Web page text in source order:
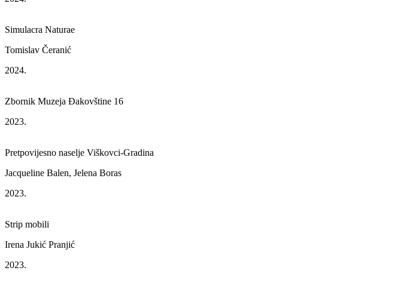
Simulacra Naturae
Tomislav Čeranić
2024.
Zbornik Muzeja Đakovštine 16
2023.
Pretpovijesno naselje Viškovci-Gradina
Jacqueline Balen, Jelena Boras
2023.
Strip mobili
Irena Jukić Pranjić
2023.